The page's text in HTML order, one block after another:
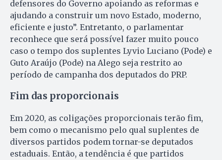
defensores do Governo apoiando as reformas e
ajudando a construir um novo Estado, moderno,
eficiente e justo”. Entretanto, o parlamentar
reconhece que será possível fazer muito pouco
caso o tempo dos suplentes Lyvio Luciano (Pode) e
Guto Araújo (Pode) na Alego seja restrito ao
período de campanha dos deputados do PRP.
Fim das proporcionais
Em 2020, as coligações proporcionais terão fim,
bem como o mecanismo pelo qual suplentes de
diversos partidos podem tornar-se deputados
estaduais. Então, a tendência é que partidos